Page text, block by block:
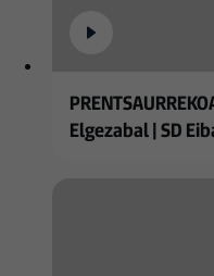
Elgezabal | SD